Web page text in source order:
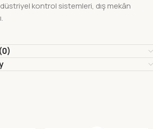
kontrol sistemleri, dış mekân